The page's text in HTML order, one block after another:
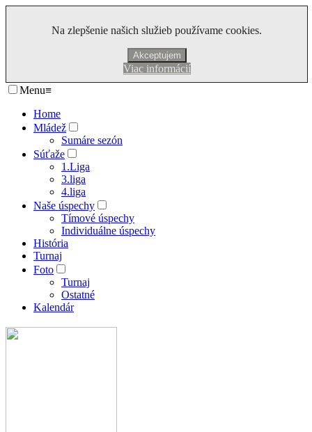
Na zlepšenie našich služieb používame cookies.
Akceptujem
Viac informácií
Menu≡
Home
Mládež
Sumáre sezón
Súťaže
1.Liga
3.liga
4.liga
Naše úspechy
Tímové úspechy
Individuálne úspechy
História
Turnaj
Foto
Turnaj
Ostatné
Kalendár